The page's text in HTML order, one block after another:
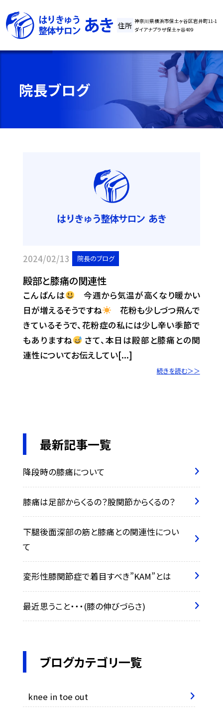
住所 神奈川県横浜市保土ヶ谷区岩井町11-1
ダイアナプラザ保土ヶ谷409
院長ブログ
2024/02/13 院長のブログ
殿部と膝痛の関連性
こんばんは
今週から気温が高くなり暖かい
日が増えるそうですね
花粉も少しづつ飛んで
きているそうで、花粉症の私には少し辛い季節で
もありますね
さて、本日は殿部と膝痛との関
連性についてお伝えしてい[...]
続きを読む＞＞
最新記事一覧
降段時の膝痛について
膝痛は足部からくるの？股関節からくるの？
下腿後面深部の筋と膝痛との関連性につい
て
変形性膝関節症で着目すべき”KAM”とは
最近思うこと・・・(膝の伸びづらさ)
ブログカテゴリ一覧
knee in toe out